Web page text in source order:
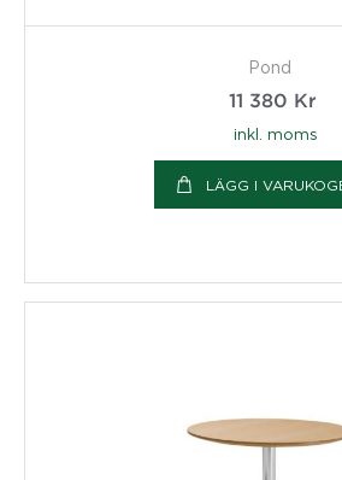
Pond
11 380 Kr
inkl. moms
LÄGG I